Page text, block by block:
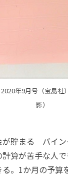
年9月号（宝島社
影）
貯まる バイン
算が苦手な人
。1か月の予算